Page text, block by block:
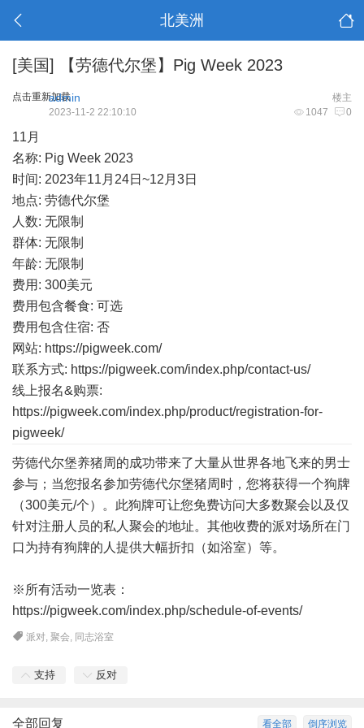
北美洲
[美国] 【劳德代尔堡】Pig Week 2023
点击重新加载 楼主
admin
1047 0
2023-11-2 22:10:10
11月
名称: Pig Week 2023
时间: 2023年11月24日~12月3日
地点: 劳德代尔堡
人数: 无限制
群体: 无限制
年龄: 无限制
费用: 300美元
费用包含餐食: 可选
费用包含住宿: 否
网站: https://pigweek.com/
联系方式: https://pigweek.com/index.php/contact-us/
线上报名&购票:
https://pigweek.com/index.php/product/registration-for-
pigweek/
劳德代尔堡养猪周的成功带来了大量从世界各地飞来的男士
参与；当您报名参加劳德代尔堡猪周时，您将获得一个狗牌
（300美元/个）。此狗牌可让您免费访问大多数聚会以及仅
针对注册人员的私人聚会的地址。其他收费的派对场所在门
口为持有狗牌的人提供大幅折扣（如浴室）等。
※所有活动一览表：
https://pigweek.com/index.php/schedule-of-events/
派对,聚会, 同志浴室
支持 反对
倒序浏览
看全部
全部回复